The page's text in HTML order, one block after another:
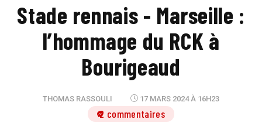
Stade rennais - Marseille :
l’hommage du RCK à
Bourigeaud
THOMAS RASSOULI 17 MARS 2024 À 16H23
2 commentaires